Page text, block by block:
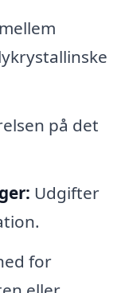
på det
Udgifter
for